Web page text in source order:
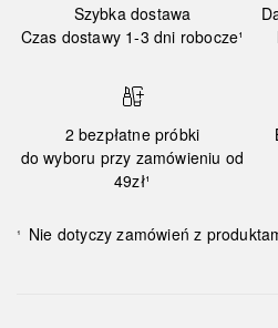
Szybka dostawa
Czas dostawy 1-3 dni robocze¹
2 bezpłatne próbki
do wyboru przy zamówieniu od
49zł¹
¹ Nie dotyczy zamówień z